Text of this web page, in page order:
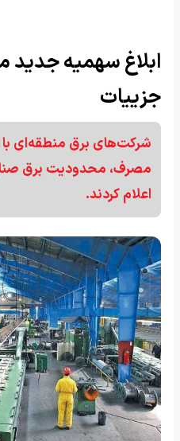
ابلاغ سهمیه
جزییات
شرکت‌های برق منطقه‌ای با
مصرف، محدودیت برق
اعلام کردند.